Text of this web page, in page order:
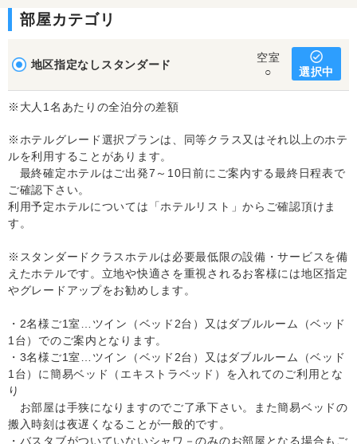
部屋カテゴリ
地区指定なしスタンダード
空室
○
選択中
※大人1名あたりの全泊分の差額
※ホテルグレード選択プランは、同等クラス又はそれ以上のホテ
ルを利用することがあります。
最終確定ホテルはご出発7～10日前にご案内する最終日程表で
ご確認下さい。
利用予定ホテルについては「ホテルリスト」からご確認頂けま
す。
※スタンダードクラスホテルは必要最低限の設備・サービスを備
えたホテルです。立地や快適さを重視されるお客様には地区指定
やグレードアップをお勧めします。
・2名様ご1室…ツイン（ベッド2台）又はダブルルーム（ベッド
1台）でのご案内となります。
・3名様ご1室…ツイン（ベッド2台）又はダブルルーム（ベッド
1台）に簡易ベッド（エキストラベッド）を入れてのご利用とな
り
お部屋は手狭になりますのでご了承下さい。また簡易ベッドの
搬入時刻は夜遅くなることが一般的です。
・バスタブがついていないシャワ－のみのお部屋となる場合もご